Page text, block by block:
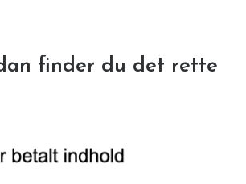
finder du det rette